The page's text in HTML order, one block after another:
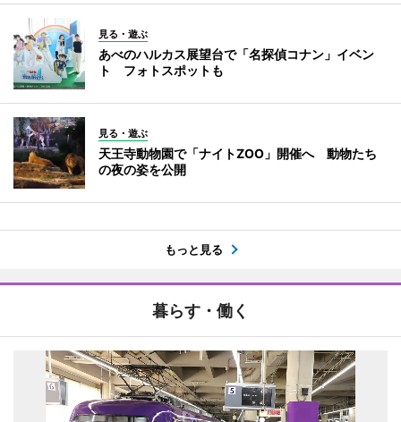
見る・遊ぶ
あべのハルカス展望台で「名探偵コナン」イベン
ト フォトスポットも
見る・遊ぶ
天王寺動物園で「ナイトZOO」開催へ 動物たち
の夜の姿を公開
もっと見る
暮らす・働く